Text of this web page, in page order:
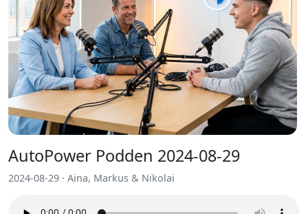
AutoPower Podden 2024-08-29
2024-08-29 · Aina, Markus & Nikolai